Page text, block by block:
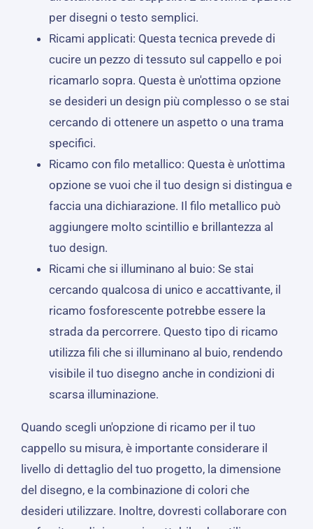
per disegni o testo semplici.
Ricami applicati: Questa tecnica prevede di
cucire un pezzo di tessuto sul cappello e poi
ricamarlo sopra. Questa è un'ottima opzione
se desideri un design più complesso o se stai
cercando di ottenere un aspetto o una trama
specifici.
Ricamo con filo metallico: Questa è un'ottima
opzione se vuoi che il tuo design si distingua e
faccia una dichiarazione. Il filo metallico può
aggiungere molto scintillio e brillantezza al
tuo design.
Ricami che si illuminano al buio: Se stai
cercando qualcosa di unico e accattivante, il
ricamo fosforescente potrebbe essere la
strada da percorrere. Questo tipo di ricamo
utilizza fili che si illuminano al buio, rendendo
visibile il tuo disegno anche in condizioni di
scarsa illuminazione.
Quando scegli un'opzione di ricamo per il tuo
cappello su misura, è importante considerare il
livello di dettaglio del tuo progetto, la dimensione
del disegno, e la combinazione di colori che
desideri utilizzare. Inoltre, dovresti collaborare con